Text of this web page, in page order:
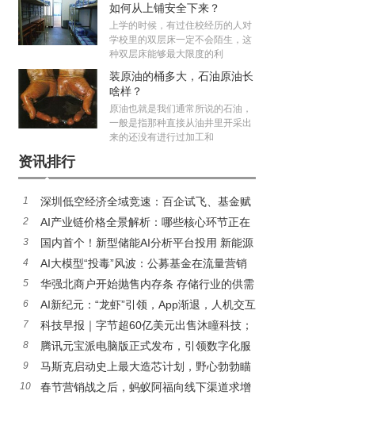
如何从上铺安全下来？
上学的时候，有过住校经历的人对
学校里的双层床一定不会陌生，这
种双层床能够最大限度的利
装原油的桶多大，石油原油长
啥样？
原油也就是我们通常所说的石油，
一般是指那种直接从油井里开采出
来的还没有进行过加工和
资讯排行
1
深圳低空经济全域竞速：百企试飞、基金赋
能、标准引领
2
AI产业链价格全景解析：哪些核心环节正在
经历涨价潮？
3
国内首个！新型储能AI分析平台投用 新能源
消纳电量提升30%
4
AI大模型“投毒”风波：公募基金在流量营销
与合规之间的艰难抉择｜基市乱象追踪⑦
5
华强北商户开始抛售内存条 存储行业的供需
拐点来了吗？
6
AI新纪元：“龙虾”引领，App渐退，人机交互
革命将启
7
科技早报｜字节超60亿美元出售沐瞳科技；
存储巨头铠侠发布停产通知
8
腾讯元宝派电脑版正式发布，引领数字化服
务新潮流
9
马斯克启动史上最大造芯计划，野心勃勃瞄
准太空算力
10
春节营销战之后，蚂蚁阿福向线下渠道求增